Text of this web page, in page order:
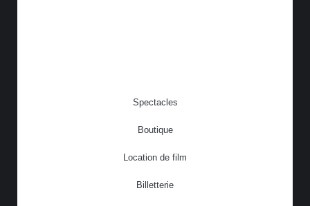
Spectacles
Boutique
Location de film
Billetterie